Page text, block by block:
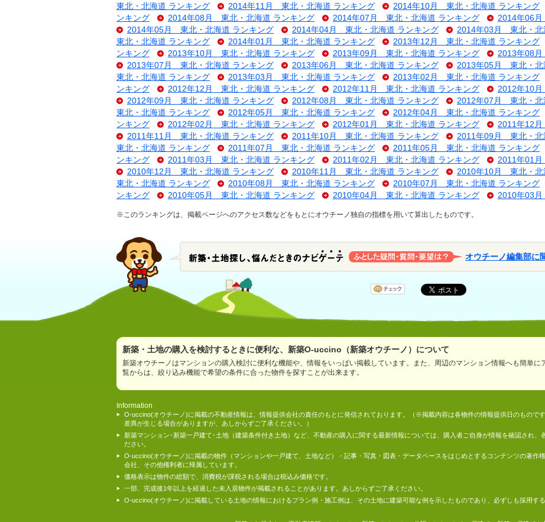
東北・北海道 ランキング
2014年11月 東北・北海道 ランキング 2014年10月 東北・北海道 ランキング
ンキング
2014年08月 東北・北海道 ランキング 2014年07月 東北・北海道 ランキング
2014年06
2014年05月 東北・北海道 ランキング
2014年04月 東北・北海道 ランキング 2014年03月 東北・北
東北・北海道 ランキング
2014年01月 東北・北海道 ランキング 2013年12月 東北・北海道 ランキング
ンキング
2013年10月 東北・北海道 ランキング 2013年09月 東北・北海道 ランキング
2013年08
2013年07月 東北・北海道 ランキング
2013年06月 東北・北海道 ランキング 2013年05月 東北・北
東北・北海道 ランキング
2013年03月 東北・北海道 ランキング 2013年02月 東北・北海道 ランキング
ンキング
2012年12月 東北・北海道 ランキング 2012年11月 東北・北海道 ランキング
2012年10
2012年09月 東北・北海道 ランキング
2012年08月 東北・北海道 ランキング 2012年07月 東北・北
東北・北海道 ランキング
2012年05月 東北・北海道 ランキング 2012年04月 東北・北海道 ランキング
ンキング
2012年02月 東北・北海道 ランキング 2012年01月 東北・北海道 ランキング
2011年12
2011年11月 東北・北海道 ランキング
2011年10月 東北・北海道 ランキング 2011年09月 東北・北
東北・北海道 ランキング
2011年07月 東北・北海道 ランキング 2011年05月 東北・北海道 ランキング
ンキング
2011年03月 東北・北海道 ランキング 2011年02月 東北・北海道 ランキング
2011年01
2010年12月 東北・北海道 ランキング
2010年11月 東北・北海道 ランキング 2010年10月 東北・北
東北・北海道 ランキング
2010年08月 東北・北海道 ランキング 2010年07月 東北・北海道 ランキング
ンキング
2010年05月 東北・北海道 ランキング 2010年04月 東北・北海道 ランキング 2010年03
※このランキングは、掲載ページへのアクセス数などをもとにオウチーノ独自の指標を用いて算出したものです。
オウチーノ編集部に
新築・土地の購入を検討するときに便利な、新築O-uccino（新築オウチーノ）について
新築オウチーノはマンションの購入検討に便利な機能や、情報をいっぱい掲載しています。また、周辺のマンション情報へも簡単
覧からは、絞り込み機能で希望の条件に合った物件を探すことが出来ます。
Information
O-uccino(オウチーノ)に掲載の不動産情報は、情報提供会社の責任のもとに発信されております。（※掲載内容は各物件の情報提供日のもので
差異が生じる場合がありますが、あしからずご了承ください。）
新築マンション･新築一戸建て･土地（建築条件付き土地）など、不動産の購入に関する最新情報については、購入者ご自身が情報を確認され、
ださい。
O-uccino(オウチーノ)に掲載の物件（マンションや一戸建て、土地など）・記事・写真・図表・データベースをはじめとするコンテンツの著作
会社、その他権利者に帰属しています。
価格表示は物件の総額で、消費税が課税される場合は税込み価格です。
一部、完成後1年以上を経過した未入居物件が掲載されることがあります。あしからずご了承ください。
O-uccino(オウチーノ)に掲載している土地の情報におけるプラン例・施工例は、その土地に建築可能な例を示したものであり、必ずしも採用する